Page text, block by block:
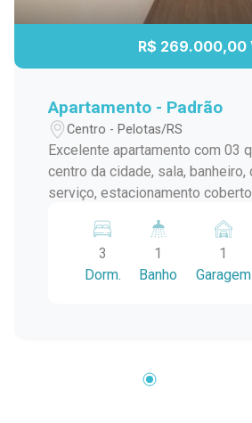
R$ 269.000,00
Apartamento - Padrão
Centro - Pelotas/RS
Excelente apartamento com 03
centro da cidade, sala, banheiro,
serviço, estacionamento
3
Dorm.
1
Banho
1
Garagem